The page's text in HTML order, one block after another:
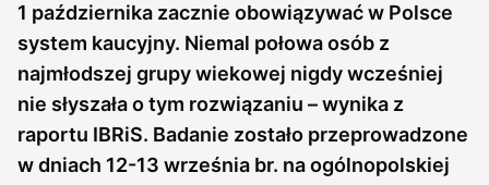
1 października zacznie obowiązywać w Polsce
system kaucyjny. Niemal połowa osób z
najmłodszej grupy wiekowej nigdy wcześniej
nie słyszała o tym rozwiązaniu – wynika z
raportu IBRiS. Badanie zostało przeprowadzone
w dniach 12-13 września br. na ogólnopolskiej